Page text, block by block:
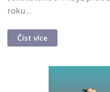
roku...
Číst více